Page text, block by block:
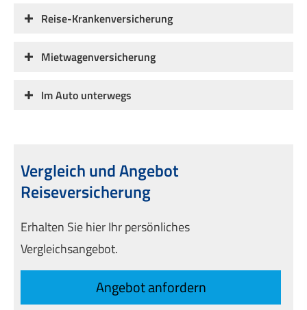
Reise-Kranken­ver­si­che­rung
Mietwagenversicherung
Im Auto unterwegs
Vergleich und Angebot
Reiseversicherung
Erhalten Sie hier Ihr persönliches
Vergleichsangebot.
An­ge­bot an­for­dern